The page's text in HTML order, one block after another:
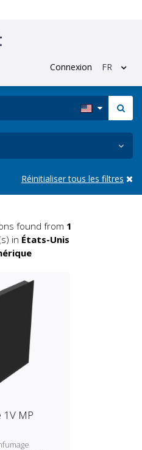
Connexion FR
Réinitialiser tous les filtres
found from 1
in États-Unis
1V MP